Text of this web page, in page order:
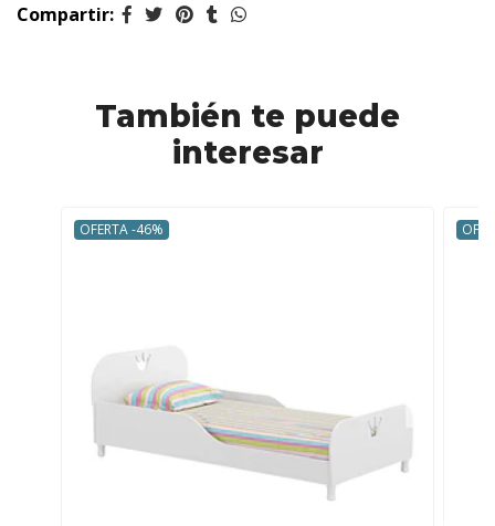
Compartir:
También te puede
interesar
OFERTA -46%